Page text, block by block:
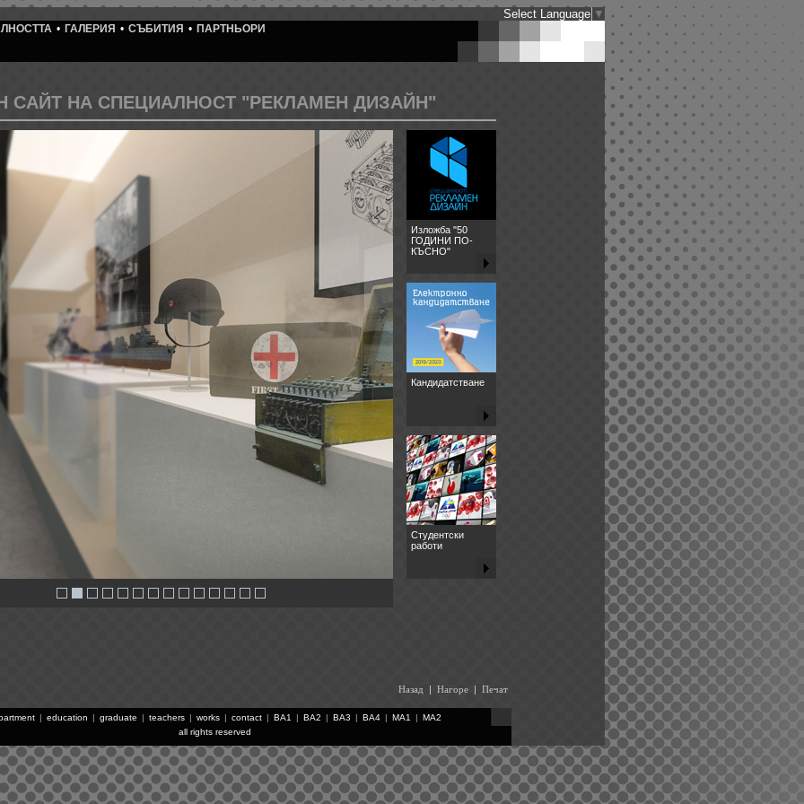
Select Language ▼
• ГАЛЕРИЯ • СЪБИТИЯ • ПАРТНЬОРИ
САЙТ НА СПЕЦИАЛНОСТ "РЕКЛАМЕН ДИЗАЙН"
Изложба "50
ГОДИНИ ПО-
КЪСНО"
Кандидатстване
Студентски
работи
Назад | Нагоре | Печат
| education | graduate | teachers | works | contact | BA1 | BA2 | BA3 | BA4 | MA1 | MA2
all rights reserved